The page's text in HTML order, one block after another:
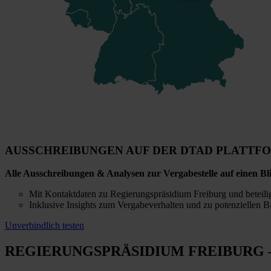
AUSSCHREIBUNGEN AUF DER DTAD
Alle Ausschreibungen & Analysen zur Vergabestelle auf einen
Mit Kontaktdaten zu Regierungspräsidium Freiburg und
Inklusive Insights zum Vergabeverhalten und zu potenziellen
Unverbindlich testen
REGIERUNGSPRÄSIDIUM FREIBURG